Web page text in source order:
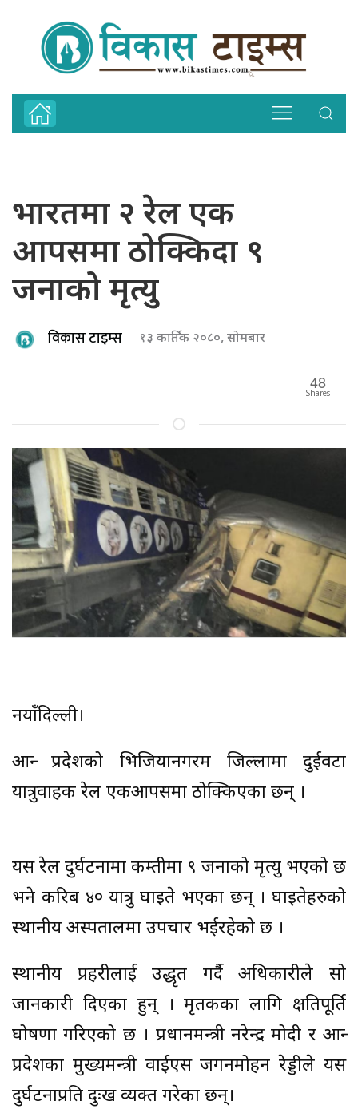
भारतमा २ रेल एक
आपसमा ठोक्किदा ९
जनाको मृत्यु
विकास टाइम्स १३ कार्तिक २०८०, सोमबार
48
Shares
नयाँदिल्ली।
आन्ध्र प्रदेशको भिजियानगरम जिल्लामा दुईवटा
यात्रुवाहक रेल एकआपसमा ठोक्किएका छन् ।
यस रेल दुर्घटनामा कम्तीमा ९ जनाको मृत्यु भएको छ
भने करिब ४० यात्रु घाइते भएका छन् । घाइतेहरुको
स्थानीय अस्पतालमा उपचार भईरहेको छ ।
स्थानीय प्रहरीलाई उद्धृत गर्दै अधिकारीले सो
जानकारी दिएका हुन् । मृतकका लागि क्षतिपूर्ति
घोषणा गरिएको छ । प्रधानमन्त्री नरेन्द्र मोदी र आन्ध्र
प्रदेशका मुख्यमन्त्री वाईएस जगनमोहन रेड्डीले यस
दुर्घटनाप्रति दुःख व्यक्त गरेका छन्।